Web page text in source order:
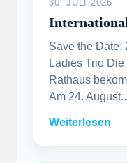
30. JULI 2026
Save the Date:
Ladies Trio
Rathaus
Am 24.
Weiterlesen